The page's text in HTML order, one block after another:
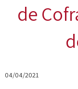
de
04/04/2021